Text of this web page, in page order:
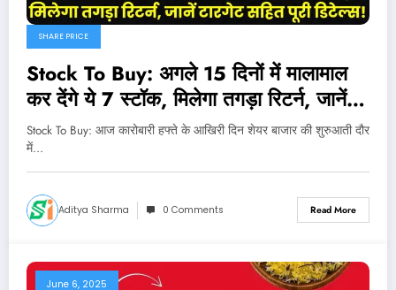
SHARE PRICE
Stock To Buy: अगले 15 दिनों में मालामाल
कर देंगे ये 7 स्टॉक, मिलेगा तगड़ा रिटर्न, जानें
टारगेट सहित पूरी डिटेल्स!
Stock To Buy: आज कारोबारी हफ्ते के आखिरी दिन शेयर बाजार की शुरुआती दौर
में…
Aditya Sharma 0 Comments Read More
June 6, 2025